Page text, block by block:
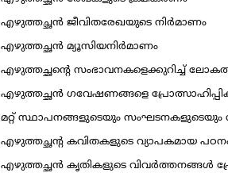
എഴുത്തച്ഛന്‍ ജീവിതരേഖയുടെ നിര്‍മാണം
എഴുത്തച്ഛന്‍ മ്യൂസിയനിര്‍മാണം
എഴുത്തച്ഛന്റെ സംഭാവനകളെക്കുറിച്ച്
എഴുത്തച്ഛന്‍ ഗവേഷണങ്ങളെ
മറ്റ് സ്ഥാപനങ്ങളുടെയും സംഘടനകളുടെയും
എഴുത്തച്ഛന്റ കവിതകളുടെ വ്യാപകമായ
എഴുത്തച്ഛന്‍കൃതികളുടെവിവര്‍ത്തനങ്ങള്‍